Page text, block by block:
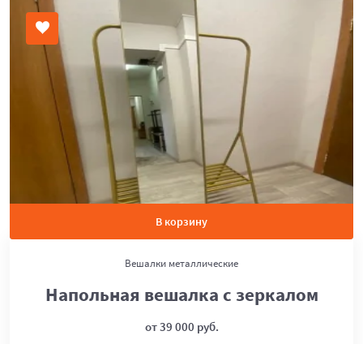
В корзину
Вешалки металлические
Напольная вешалка с зеркалом
от 39 000 руб.